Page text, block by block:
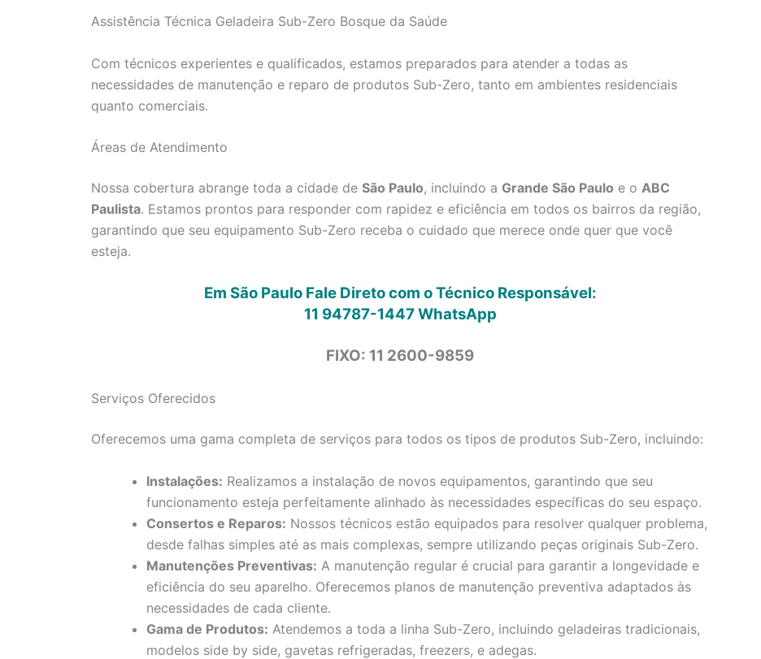
Assistência Técnica Geladeira Sub-Zero Bosque da Saúde
Com técnicos experientes e qualificados, estamos preparados para atender a todas as
necessidades de manutenção e reparo de produtos Sub-Zero, tanto em ambientes residenciais
quanto comerciais.
Áreas de Atendimento
Nossa cobertura abrange toda a cidade de São Paulo, incluindo a Grande São Paulo e o ABC
Paulista. Estamos prontos para responder com rapidez e eficiência em todos os bairros da região,
garantindo que seu equipamento Sub-Zero receba o cuidado que merece onde quer que você
esteja.
Em São Paulo Fale Direto com o Técnico Responsável:
11 94787-1447WhatsApp
FIXO: 11 2600-9859
Serviços Oferecidos
Oferecemos uma gama completa de serviços para todos os tipos de produtos Sub-Zero, incluindo:
Instalações: Realizamos a instalação de novos equipamentos, garantindo que seu
funcionamento esteja perfeitamente alinhado às necessidades específicas do seu espaço.
Consertos e Reparos: Nossos técnicos estão equipados para resolver qualquer problema,
desde falhas simples até as mais complexas, sempre utilizando peças originais Sub-Zero.
Manutenções Preventivas: A manutenção regular é crucial para garantir a longevidade e
eficiência do seu aparelho. Oferecemos planos de manutenção preventiva adaptados às
necessidades de cada cliente.
Gama de Produtos: Atendemos a toda a linha Sub-Zero, incluindo geladeiras tradicionais,
modelos side by side, gavetas refrigeradas, freezers, e adegas.